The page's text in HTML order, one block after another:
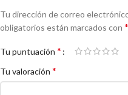
Tu dirección de correo
obligatorios están marcados con *
Tu puntuación *
Tu valoración *